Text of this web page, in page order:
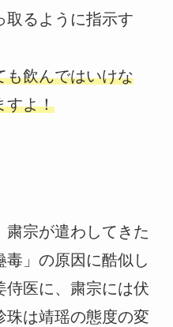
取るように指示す
も飲んではいけな
すよ！
粛宗が遣わしてきた
」の原因に酷似し
侍医に、粛宗には伏
珠は靖瑶の態度の変